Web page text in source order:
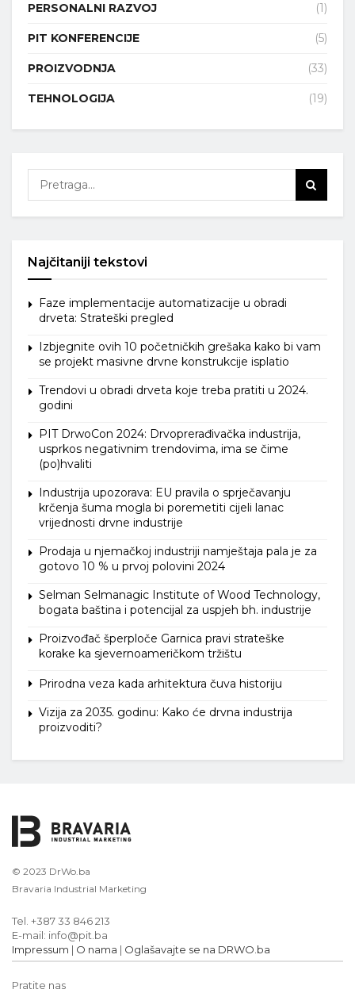
PERSONALNI RAZVOJ (1)
PIT KONFERENCIJE (5)
PROIZVODNJA (33)
TEHNOLOGIJA (19)
Najčitaniji tekstovi
Faze implementacije automatizacije u obradi
drveta: Strateški pregled
Izbjegnite ovih 10 početničkih grešaka kako bi vam
se projekt masivne drvne konstrukcije isplatio
Trendovi u obradi drveta koje treba pratiti u 2024.
godini
PIT DrwoCon 2024: Drvoprerađivačka industrija,
usprkos negativnim trendovima, ima se čime
(po)hvaliti
Industrija upozorava: EU pravila o sprječavanju
krčenja šuma mogla bi poremetiti cijeli lanac
vrijednosti drvne industrije
Prodaja u njemačkoj industriji namještaja pala je za
gotovo 10 % u prvoj polovini 2024
Selman Selmanagic Institute of Wood Technology,
bogata baština i potencijal za uspjeh bh. industrije
Proizvođač šperploče Garnica pravi strateške
korake ka sjevernoameričkom tržištu
Prirodna veza kada arhitektura čuva historiju
Vizija za 2035. godinu: Kako će drvna industrija
proizvoditi?
© 2023 DrWo.ba
Bravaria Industrial Marketing
Tel. +387 33 846 213
E-mail: info@pit.ba
Impressum | O nama | Oglašavajte se na DRWO.ba
Pratite nas